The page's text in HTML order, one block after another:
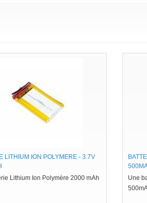
LITHIUM ION POLYMERE - 3.7V
Lithium Ion Polymère 2000 mAh
Une